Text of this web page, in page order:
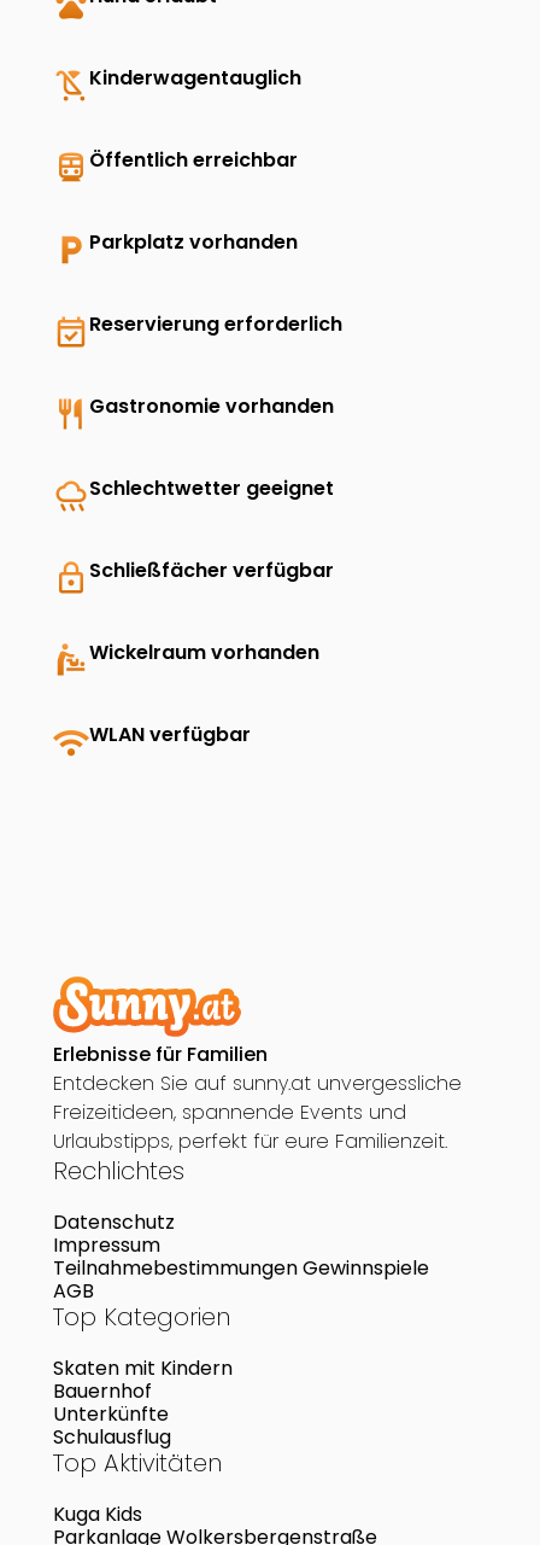
child_friendlyKinderwagentauglich
directions_transit Öffentlich erreichbar
local_parking Parkplatz vorhanden
event_availableReservierung erforderlich
restaurant Gastronomie vorhanden
rainySchlechtwetter geeignet
lock Schließfächer verfügbar
baby_changing_stationWickelraum vorhanden
wifiWLAN verfügbar
Erlebnisse für Familien
Entdecken Sie auf sunny.at unvergessliche
Freizeitideen, spannende Events und
Urlaubstipps, perfekt für eure Familienzeit.
Rechlichtes
Datenschutz
Impressum
Teilnahmebestimmungen Gewinnspiele
AGB
Top Kategorien
Skaten mit Kindern
Bauernhof
Unterkünfte
Schulausflug
Top Aktivitäten
Kuga Kids
Parkanlage Wolkersbergenstraße